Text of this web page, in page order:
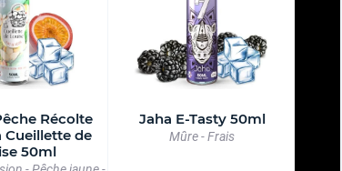
Récolte
Cueillette de
50ml
Jaha E-Tasty 50ml
Mûre - Frais